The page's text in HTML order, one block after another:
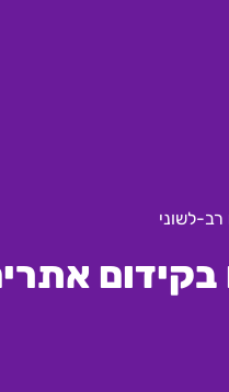
רב-לשוני
בקידום